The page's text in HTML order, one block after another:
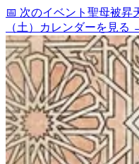
📅 次のイベント 聖母被昇
（土）
カレンダーを見る